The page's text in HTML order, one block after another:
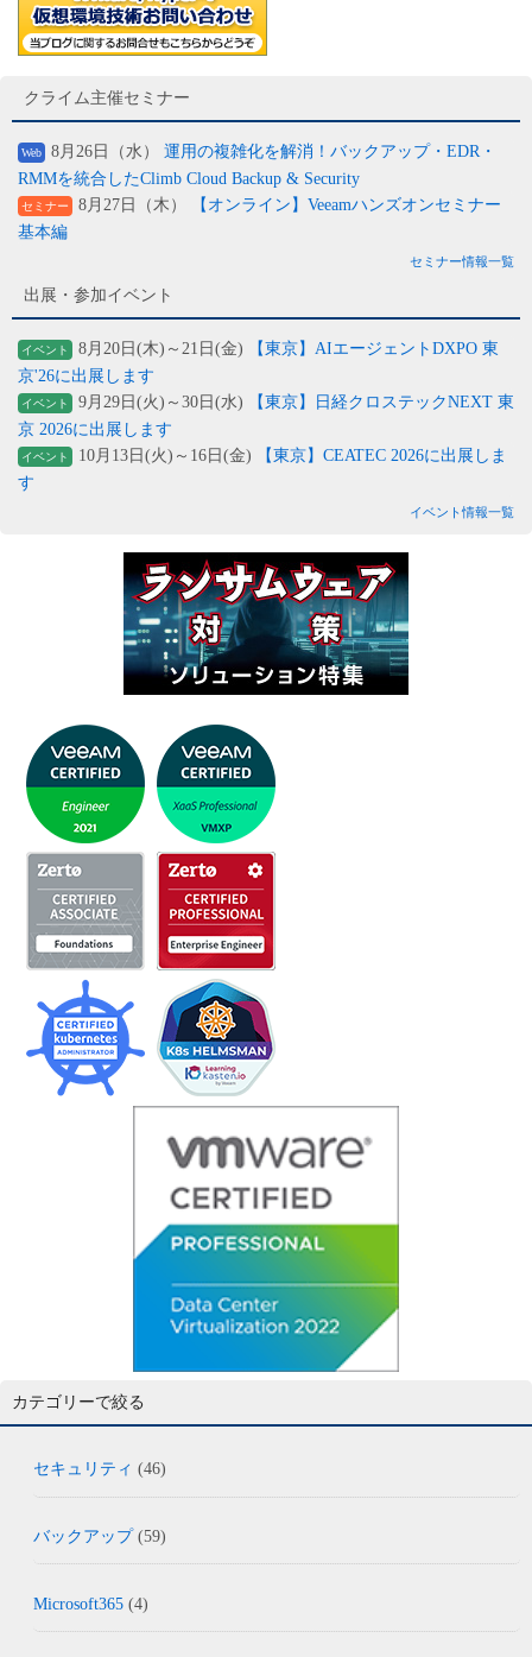
クライム主催セミナー
Web 8月26日（水） 運用の複雑化を解消！バックアップ・EDR・
RMMを統合したClimb Cloud Backup & Security
セミナー 8月27日（木）
【オンライン】Veeamハンズオンセミナー
基本編
セミナー情報一覧
出展・参加イベント
イベント 8月20日(木)～21日(金)
【東京】AIエージェントDXPO 東
京'26に出展します
イベント 9月29日(火)～30日(水)
【東京】日経クロステックNEXT 東
京 2026に出展します
イベント 10月13日(火)～16日(金)
【東京】CEATEC 2026に出展しま
す
イベント情報一覧
カテゴリーで絞る
セキュリティ (46)
バックアップ(59)
Microsoft365 (4)